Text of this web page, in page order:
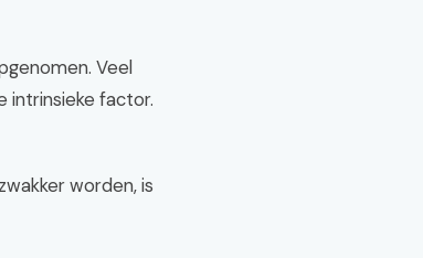
Veel
intrinsieke factor.
worden, is